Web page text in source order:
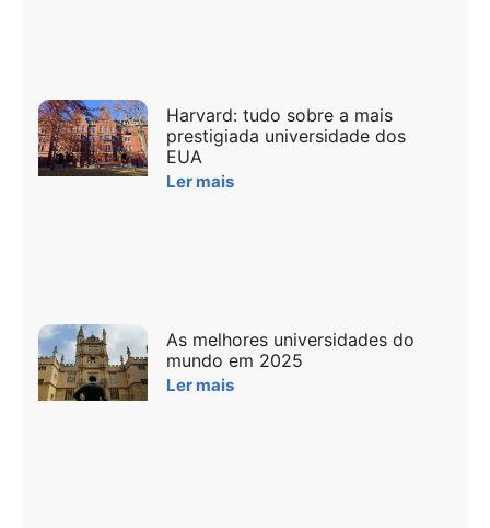
Harvard: tudo sobre a mais
prestigiada universidade dos
EUA
Ler mais
As melhores universidades do
mundo em 2025
Ler mais